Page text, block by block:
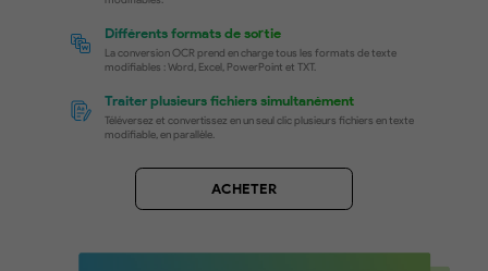
Convertir des PDF
« image seulement » vers des